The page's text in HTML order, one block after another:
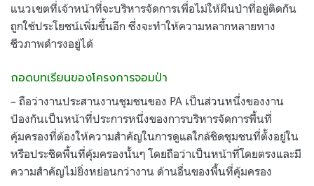
แนวเขตที่เจ้าหน้าที่จะบริหารจัดการเพื่อไม่ให้ผืนป่าที่อยู่ติดกัน
ถูกใช้ประโยชน์เพิ่มขึ้นอีก ซึ่งจะทำให้ความหลากหลายทาง
ชีวภาพดำรงอยู่ได้
ถอดบทเรียนของโครงการจอมป่า
– ถือว่างานประสานงานชุมชนของ PA เป็นส่วนหนึ่งของงาน
ป้องกันเป็นหน้าที่ประการหนึ่งของการบริหารจัดการพื้นที่
คุ้มครองที่ต้องให้ความสำคัญในการดูแลใกล้ชิดชุมชนที่ตั้งอยู่ใน
หรือประชิดพื้นที่คุ้มครองนั้นๆ โดยถือว่าเป็นหน้าที่โดยตรงและมี
ความสำคัญไม่ยิ่งหย่อนกว่างาน ด้านอื่นของพื้นที่คุ้มครอง